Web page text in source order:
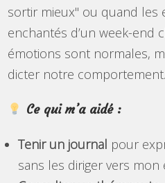
sortir mieux" ou quand les
enchantés d’un week-end
émotions sont normales,
dicter notre comportement.
Ce qui m’a aidé :
Tenir un journal pour
sans les diriger vers